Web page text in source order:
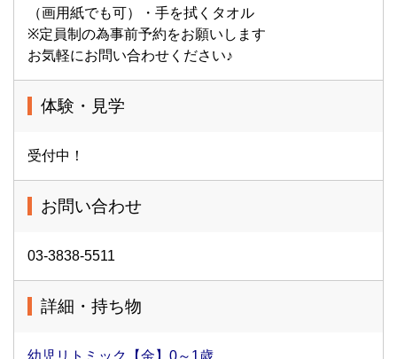
（画用紙でも可）・手を拭くタオル
※定員制の為事前予約をお願いします
お気軽にお問い合わせください♪
体験・見学
受付中！
お問い合わせ
03-3838-5511
詳細・持ち物
幼児リトミック【金】0～1歳